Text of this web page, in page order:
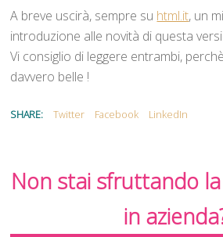
A breve uscirà, sempre su html.it, un
introduzione alle novità di questa
Vi consiglio di leggere entrambi,
davvero belle !
SHARE: Twitter Facebook LinkedIn
Non stai sfruttando
in